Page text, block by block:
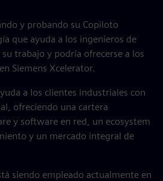
y probando su Copiloto
que ayuda a los ingenieros de
trabajo y podría ofrecerse a los
Siemens Xcelerator.
a los clientes industriales con
ofreciendo una cartera
y software en red, un ecosystem
y un mercado integral de
siendo empleado actualmente en